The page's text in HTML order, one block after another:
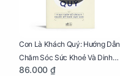
Con Là Khách Quý: Hướng Dẫn
Chăm Sóc Sức Khoẻ Và Dinh
Dưỡng Cho Bé
86.000 ₫